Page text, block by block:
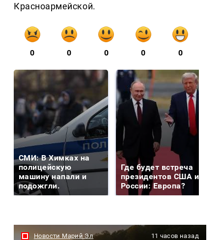
Красноармейской.
0 0 0 0 0
СМИ: В Химках на
полицейскую
машину напали и
подожгли.
Где будет встреча
президентов США и
России: Европа?
Новости Марий Эл 11 часов назад